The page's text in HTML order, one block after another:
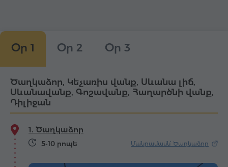
Օր 1 Օր 2 Օր 3
Ծաղկաձոր, Կեչառիս վանք, Սևանա լիճ,
Սևանավանք, Գոշավանք, Հաղարծնի վանք,
Դիլիջան
1. Ծաղկաձոր
5-10 րոպե Մանրամասն՝ Ծաղկաձոր